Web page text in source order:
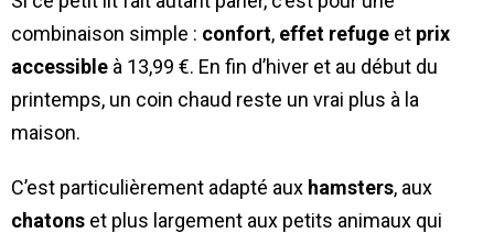
combinaison simple : confort, effet refuge et prix
accessible à 13,99 €. En fin d’hiver et au début du
printemps, un coin chaud reste un vrai plus à la
maison.
C’est particulièrement adapté aux hamsters, aux
chatons et plus largement aux petits animaux qui